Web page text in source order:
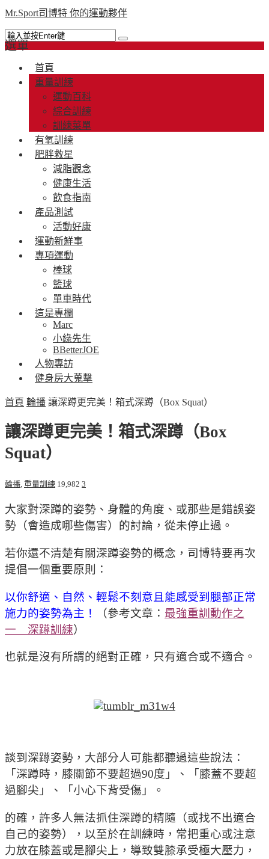
Mr.Sport司博特 你的運動夥伴
選單
首頁
重量訓練
運動百科
綜合訓練
訓練菜單
有氧訓練
肥胖救星
減脂觀念
健康生活
飲食指南
產品測試
活動好康
運動新鮮事
專項運動
棒球
籃球
單車時代
這是專欄
Marc
小綠先生
BBetterJOE
人物專訪
健身房大蒐擊
首頁 輪播 讓深蹲更完美！箱式深蹲（Box Squat）
讓深蹲更完美！箱式深蹲（Box
Squat）
輪播 重量訓練 19,982 3
大家對深蹲的姿勢、身體的角度、或那些是錯誤姿
勢（會造成哪些傷害）的討論，從未停止過。
若你還不清楚有關深蹲姿勢的概念，司博特要再次
提倡一個重要原則：
以你舒適、自然、輕鬆不刻意且能感受到腿部正常
施力的姿勢為主！
（參考文章： 最強重訓動作之
一 深蹲訓練）
也就是沒有所謂的絕對正確，只有適合或不適合。
談到深蹲姿勢，大部分人可能都聽過這些說法：
「深蹲時，膝關節不要超過90度」、「膝蓋不要超
過腳尖」、「小心下背受傷」。
的確，許多人無法抓住深蹲的精隨（或找不出適合
自己的姿勢），以至於在訓練時，常把重心或注意
力放在膝蓋或是腳尖上，導致雙膝承受極大壓力，